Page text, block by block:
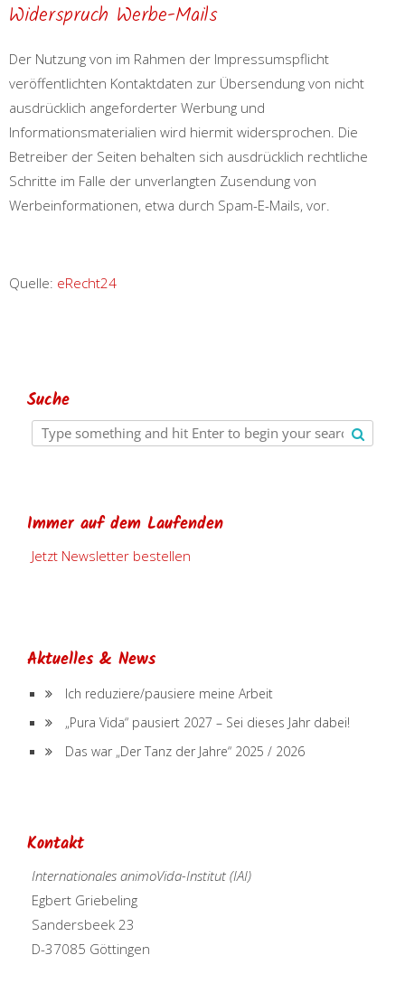
Widerspruch Werbe-Mails
Der Nutzung von im Rahmen der Impressumspflicht
veröffentlichten Kontaktdaten zur Übersendung von nicht
ausdrücklich angeforderter Werbung und
Informationsmaterialien wird hiermit widersprochen. Die
Betreiber der Seiten behalten sich ausdrücklich rechtliche
Schritte im Falle der unverlangten Zusendung von
Werbeinformationen, etwa durch Spam-E-Mails, vor.
Quelle: eRecht24
Suche
Immer auf dem Laufenden
Jetzt Newsletter bestellen
Aktuelles & News
Ich reduziere/pausiere meine Arbeit
„Pura Vida“ pausiert 2027 – Sei dieses Jahr dabei!
Das war „Der Tanz der Jahre“ 2025 / 2026
Kontakt
Internationales animoVida-Institut (IAI)
Egbert Griebeling
Sandersbeek 23
D-37085 Göttingen